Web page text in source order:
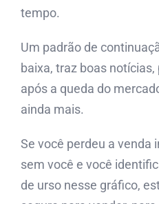
tempo.
Um padrão de
baixa, traz boas
após a queda do
ainda mais.
Se você perdeu a venda
sem você e você
de urso nesse gráfico,